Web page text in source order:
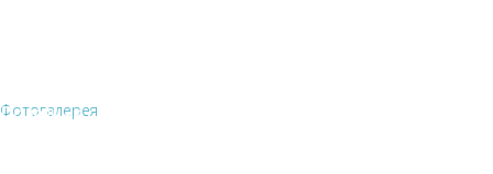
Фотогалерея
Полезные ссылки